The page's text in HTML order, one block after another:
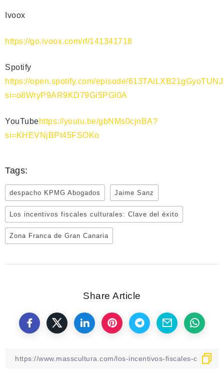
Ivoox
https://go.ivoox.com/rf/141341718
Spotify
https://open.spotify.com/episode/
si=o8WryP9AR9KD79Gi5PGl0A
YouTubehttps://youtu.be/gbNMs0cjnBA?
si=KHEVNjBPt45FSOKo
Tags:
despacho KPMG Abogados Jaime Sanz
Los incentivos fiscales culturales: Clave del éxito
Zona Franca de Gran Canaria
Share Article